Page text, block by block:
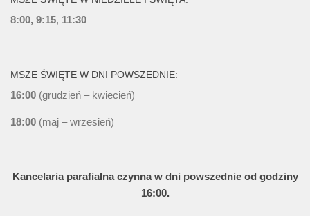
8:00, 9:15, 11:30
MSZE ŚWIĘTE W DNI POWSZEDNIE:
16:00 (grudzień – kwiecień)
18:00 (maj – wrzesień)
Kancelaria parafialna czynna w dni powszednie od godziny
16:00.